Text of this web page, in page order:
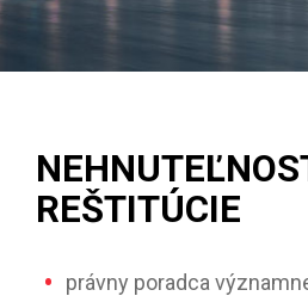
REŠTITÚCIE
právny poradca